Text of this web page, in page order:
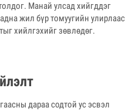
Манай улсад хийгддэг
жил бүр томуугийн улирлаас
хийлгэхийг зөвлөдөг.
дараа содтой ус эсвэл